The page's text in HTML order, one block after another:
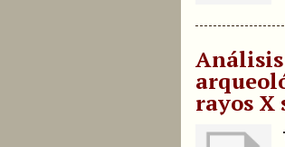
rayos